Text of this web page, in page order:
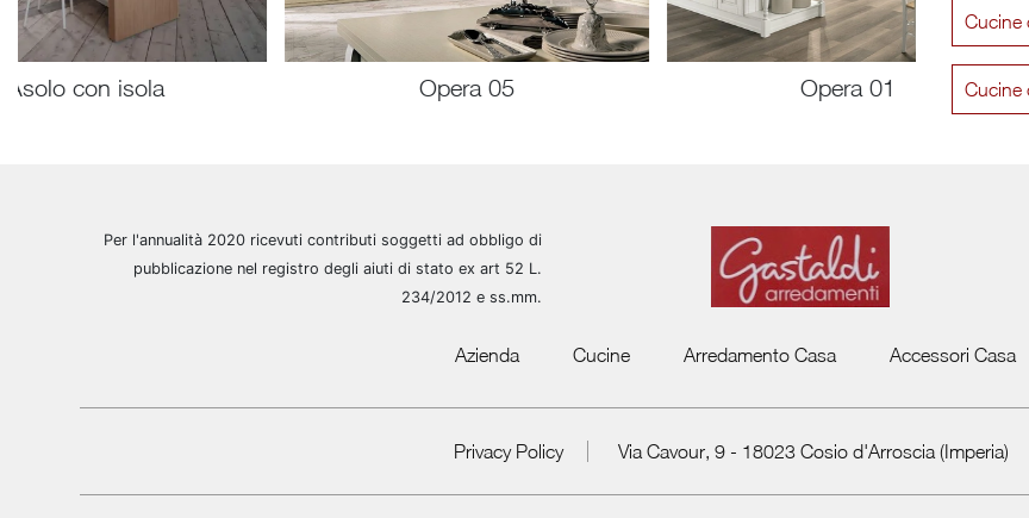
Asolo con isola Opera 05 Opera 01
Cucine
Cucine
Per l'annualità 2020 ricevuti contributi soggetti ad obbligo di
pubblicazione nel registro degli aiuti di stato ex art 52 L.
234/2012 e ss.mm.
Azienda Cucine Arredamento Casa Accessori Casa
Privacy Policy Via Cavour, 9 - 18023 Cosio d'Arroscia (Imperia)